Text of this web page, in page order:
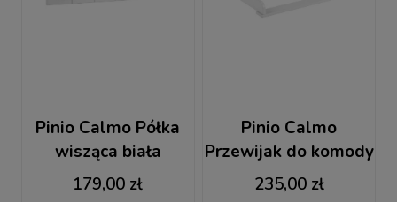
Pinio Calmo Półka
wisząca biała
179,00 zł
Pinio Calmo
Przewijak do komody
235,00 zł